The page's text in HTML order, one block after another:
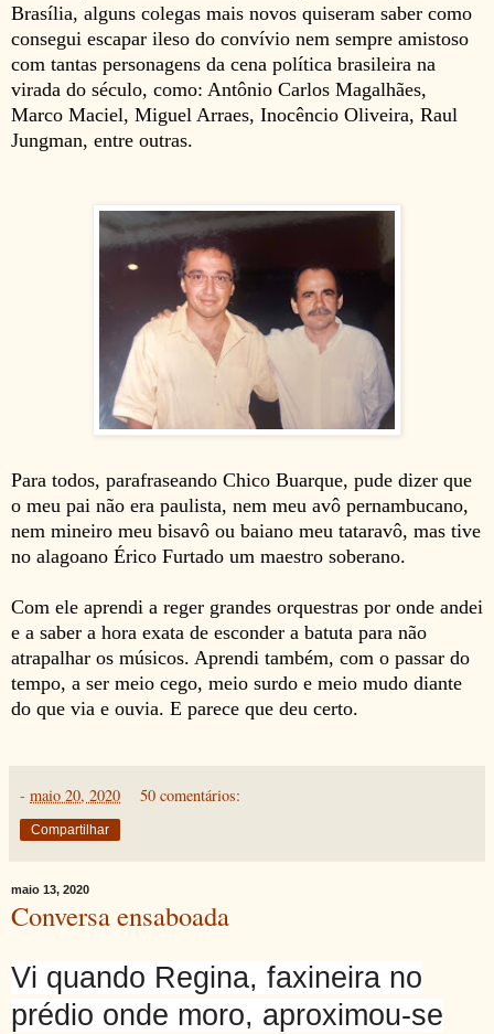
Brasília, alguns colegas mais novos quiseram saber como
consegui escapar ileso do convívio nem sempre amistoso
com tantas personagens da cena política brasileira na
virada do século, como: Antônio Carlos Magalhães,
Marco Maciel, Miguel Arraes, Inocêncio Oliveira, Raul
Jungman, entre outras.
Para todos, parafraseando Chico Buarque, pude dizer que
o meu pai não era paulista, nem meu avô pernambucano,
nem mineiro meu bisavô ou baiano meu tataravô, mas tive
no alagoano Érico Furtado um maestro soberano.
Com ele aprendi a reger grandes orquestras por onde andei
e a saber a hora exata de esconder a batuta para não
atrapalhar os músicos. Aprendi também, com o passar do
tempo, a ser meio cego, meio surdo e meio mudo diante
do que via e ouvia. E parece que deu certo.
- maio 20, 2020 50 comentários:
Compartilhar
maio 13, 2020
Conversa ensaboada
Vi quando Regina, faxineira no
prédio onde moro, aproximou-se